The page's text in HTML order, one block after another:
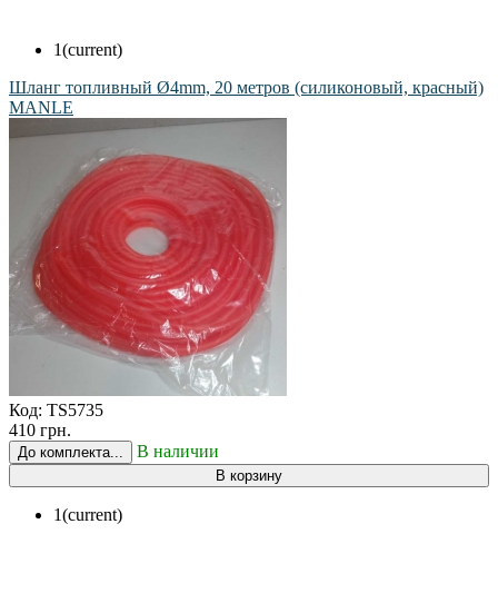
1(current)
Шланг топливный Ø4mm, 20 метров (силиконовый, красный)
MANLE
Код: TS5735
410 грн.
До комплекта... В наличии
В корзину
1(current)